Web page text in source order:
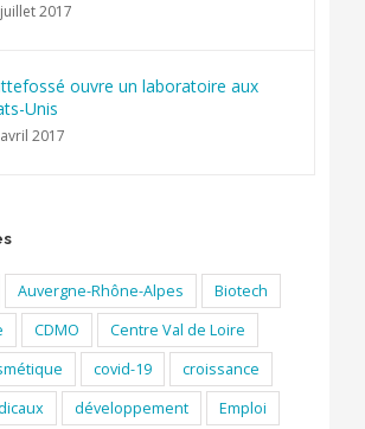
2017
ouvre un laboratoire aux
Unis
2017
Auvergne-Rhône-Alpes
Biotech
CDMO
Centre Val de Loire
covid-19
croissance
développement Emploi